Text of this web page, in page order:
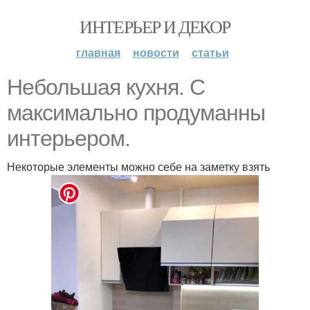
ИНТЕРЬЕР И ДЕКОР
главная новости статьи
Небольшая кухня. С
максимально продуманны
интерьером.
Некоторые элементы можно себе на заметку взять